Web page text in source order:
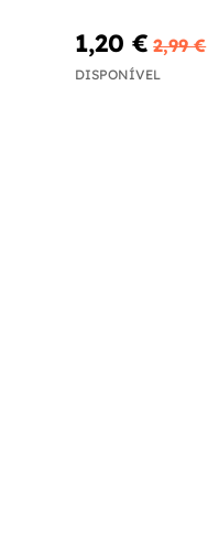
1,20 € 2,99 €
DISPONÍVEL